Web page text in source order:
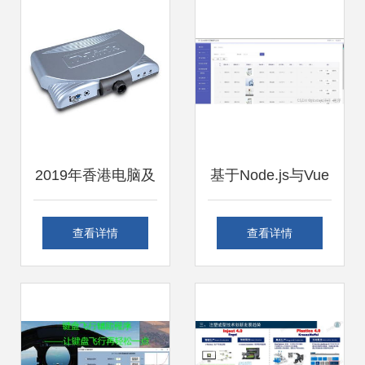
机软硬件及辅助设
备零售视角下的观 场
2019年香港电脑及
网络设备商户联络
机软硬件零售
查看详情
基于Node.js与Vue
的医疗器械销售系
署全解析
查看详情